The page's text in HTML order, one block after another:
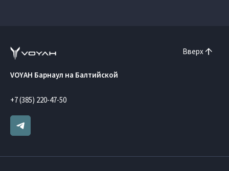
Вверх
VOYAH Барнаул на Балтийской
+7 (385) 220-47-50